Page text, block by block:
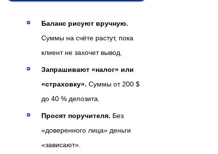
Баланс рисуют вручную.
Суммы на счёте растут, пока
клиент не захочет вывод.
Запрашивают «налог» или
«страховку». Суммы от 200 $
до 40 % депозита.
Просят поручителя. Без
«доверенного лица» деньги
«зависают».